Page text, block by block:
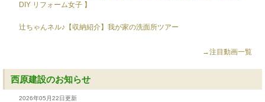
DIY リフォーム女子 】
辻ちゃんネル♪【収納紹介】我が家の洗面所ツアー
→注目動画一覧
西原建設のお知らせ
2026年05月22日更新